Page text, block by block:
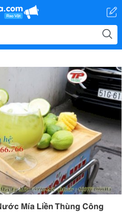
Mía Liền Thùng Công